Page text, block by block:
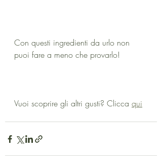
Con questi ingredienti da urlo non
puoi fare a meno che provarlo!
Vuoi scoprire gli altri gusti? Clicca qui